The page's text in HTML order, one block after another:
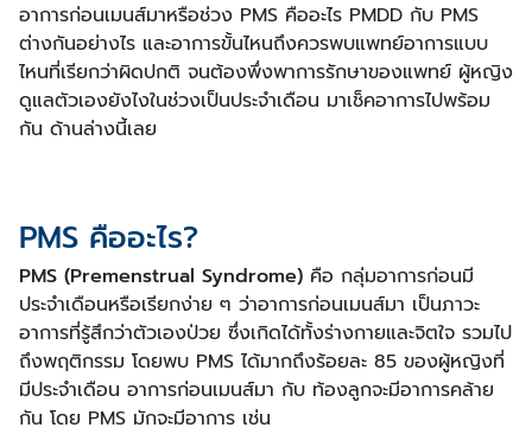
อาการก่อนเมนส์มาหรือช่วง PMS คืออะไร PMDD กับ PMS
ต่างกันอย่างไร และอาการขั้นไหนถึงควรพบแพทย์อาการแบบ
ไหนที่เรียกว่าผิดปกติ จนต้องพึ่งพาการรักษาของแพทย์ ผู้หญิง
ดูแลตัวเองยังไงในช่วงเป็นประจำเดือน มาเช็คอาการไปพร้อม
กัน ด้านล่างนี้เลย
PMS คืออะไร?
PMS (Premenstrual Syndrome) คือ กลุ่มอาการก่อนมี
ประจำเดือนหรือเรียกง่าย ๆ ว่าอาการก่อนเมนส์มา เป็นภาวะ
อาการที่รู้สึกว่าตัวเองป่วย ซึ่งเกิดได้ทั้งร่างกายและจิตใจ รวมไป
ถึงพฤติกรรม โดยพบ PMS ได้มากถึงร้อยละ 85 ของผู้หญิงที่
มีประจำเดือน อาการก่อนเมนส์มา กับ ท้องลูกจะมีอาการคล้าย
กัน โดย PMS มักจะมีอาการ เช่น